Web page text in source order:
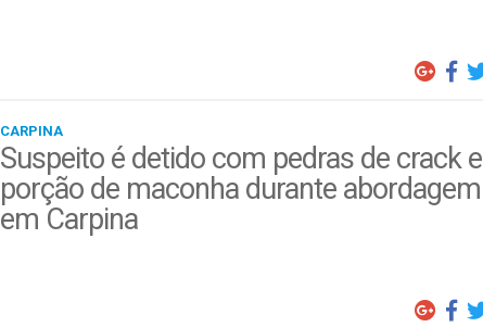
CARPINA
Suspeito é detido com pedras de crack e
porção de maconha durante abordagem
em Carpina